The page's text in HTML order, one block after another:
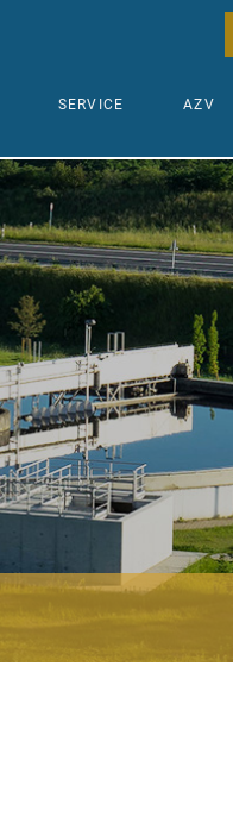
SERVICE AZV